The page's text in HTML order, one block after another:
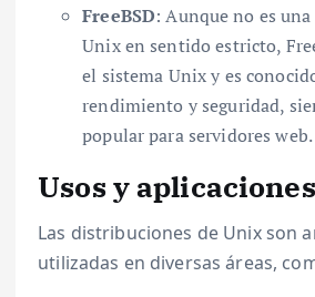
FreeBSD: Aunque no es
Unix en sentido estricto,
el sistema Unix y es
rendimiento y seguridad,
popular para servidores web.
Usos y aplicaciones
Las distribuciones de Unix son
utilizadas en diversas áreas,